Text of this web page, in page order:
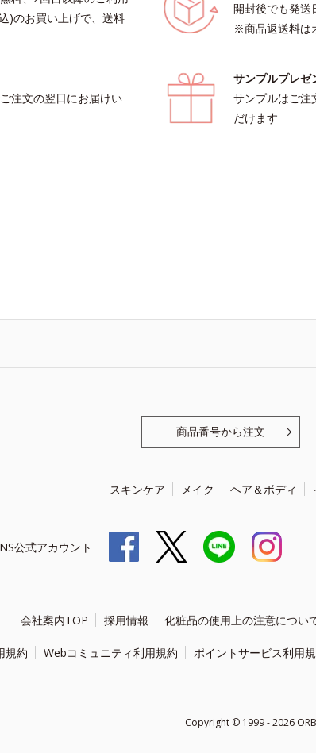
)のお買い上げで、送料
開封後でも発送
※商品返送料は
注文の翌日にお届けい
サンプルプレゼ
サンプルはご注
だけます
商品番号から注文
スキンケア メイク ヘア＆ボディ
公式アカウント
会社案内TOP 採用情報 化粧品の使用上の注意につい
規約 Webコミュニティ利用規約 ポイントサービス利用
Copyright © 1999 - 2026